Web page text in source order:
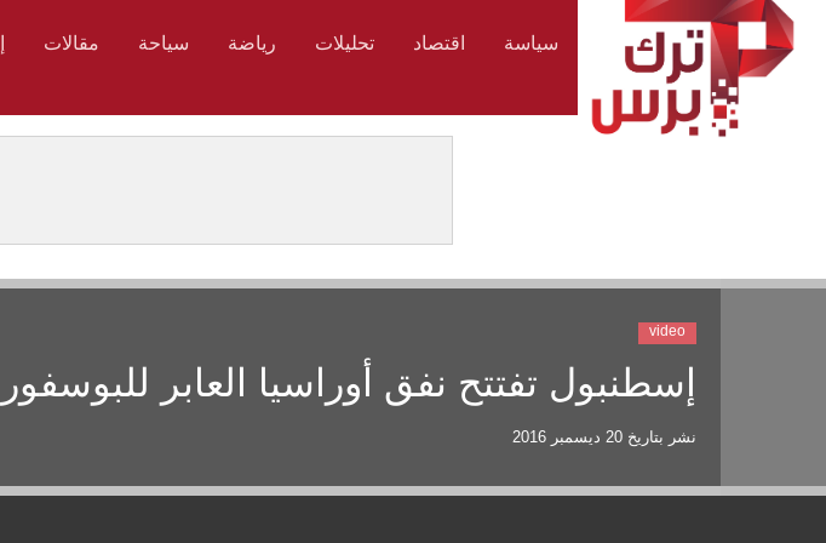
سياسة اقتصاد تحليلات رياضة سياحة مقالات
إسطنبول تفتتح نفق أوراسيا العابر للبوسفور
نشر بتاريخ 20 ديسمبر 2016
video